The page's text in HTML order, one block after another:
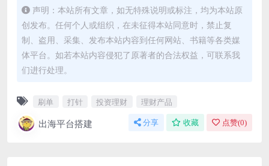
声明：本站所有文章，如无特殊说明或标注，均为本站原
创发布。任何个人或组织，在未征得本站同意时，禁止复
制、盗用、采集、发布本站内容到任何网站、书籍等各类媒
体平台。如若本站内容侵犯了原著者的合法权益，可联系我
们进行处理。
刷单 打针 投资理财 理财产品
出海平台搭建 分享 收藏 点赞(0)